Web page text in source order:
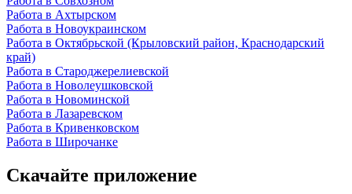
Работа в Ахтырском
Работа в Новоукраинском
Работа в Октябрьской (Крыловский район, Краснодарский
край)
Работа в Староджерелиевской
Работа в Новолеушковской
Работа в Новоминской
Работа в Лазаревском
Работа в Кривенковском
Работа в Широчанке
Скачайте приложение